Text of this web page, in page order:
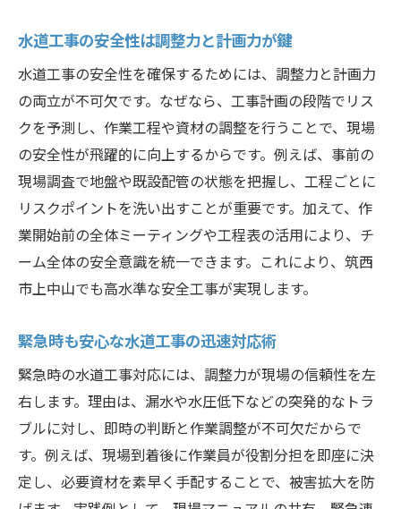
水道工事の安全性は調整力と計画力が鍵
水道工事の安全性を確保するためには、調整力と計画力
の両立が不可欠です。なぜなら、工事計画の段階でリス
クを予測し、作業工程や資材の調整を行うことで、現場
の安全性が飛躍的に向上するからです。例えば、事前の
現場調査で地盤や既設配管の状態を把握し、工程ごとに
リスクポイントを洗い出すことが重要です。加えて、作
業開始前の全体ミーティングや工程表の活用により、チ
ーム全体の安全意識を統一できます。これにより、筑西
市上中山でも高水準な安全工事が実現します。
緊急時も安心な水道工事の迅速対応術
緊急時の水道工事対応には、調整力が現場の信頼性を左
右します。理由は、漏水や水圧低下などの突発的なトラ
ブルに対し、即時の判断と作業調整が不可欠だからで
す。例えば、現場到着後に作業員が役割分担を即座に決
定し、必要資材を素早く手配することで、被害拡大を防